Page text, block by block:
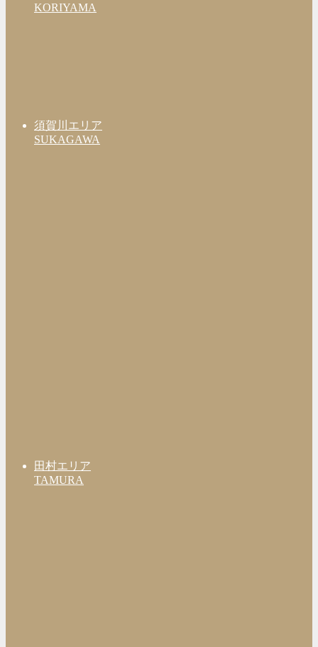
KORIYAMA
須賀川エリア
SUKAGAWA
田村エリア
TAMURA